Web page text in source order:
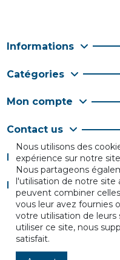
Informations
Catégories
Mon compte
Contact us
Follow us
Newsletter
Nous utilisons des
expérience sur notre
Nous partageons
l'utilisation de notre site
peuvent combiner
vous leur avez fournies
votre utilisation de leurs
utiliser ce site, nous
satisfait.